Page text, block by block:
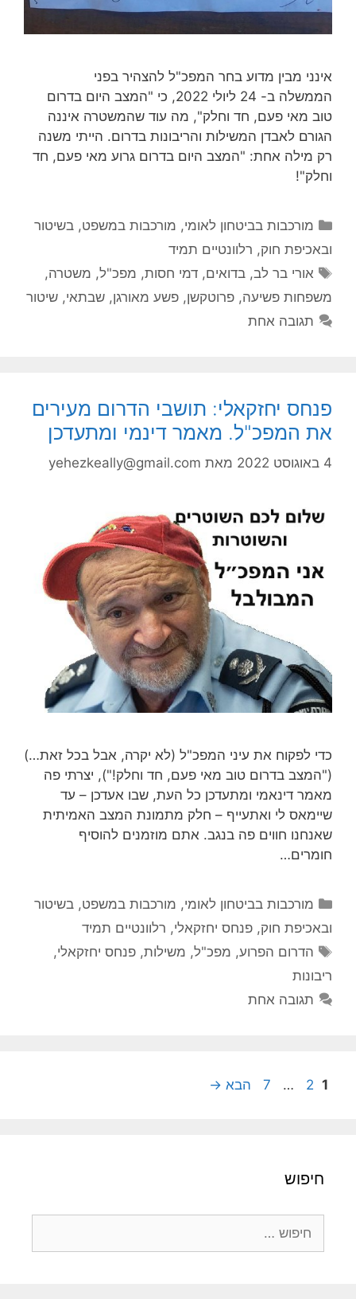
אינני מבין מדוע בחר המפכ"ל להצהיר בפני
הממשלה ב- 24 ליולי 2022, כי "המצב היום בדרום
טוב מאי פעם, חד וחלק", מה עוד שהמשטרה איננה
הגורם לאבדן המשילות והריבונות בדרום. הייתי משנה
רק מילה אחת: "המצב היום בדרום גרוע מאי פעם, חד
וחלק"!
קטגוריות
מורכבות בביטחון לאומי, מורכבות במשפט, בשיטור
ובאכיפת חוק, רלוונטיים תמיד
תגיות
אורי בר לב,בדואים,דמי חסות, מפכ"ל, משטרה,
משפחות פשיעה, פרוטקשן, פשע מאורגן, שבתאי, שיטור
תגובה אחת
פנחס יחזקאלי: תושבי הדרום מעירים
את המפכ"ל. מאמר דינמי ומתעדכן
4 באוגוסט 2022 מאת yehezkeally@gmail.com
כדי לפקוח את עיני המפכ"ל (לא יקרה, אבל בכל זאת…)
("המצב בדרום טוב מאי פעם, חד וחלק!"), יצרתי פה
מאמר דינאמי ומתעדכן כל העת, שבו אעדכן – עד
שיימאס לי ואתעייף – חלק מתמונת המצב האמיתית
שאנחנו חווים פה בנגב. אתם מוזמנים להוסיף
חומרים…
קטגוריות
מורכבות בביטחון לאומי, מורכבות במשפט, בשיטור
ובאכיפת חוק, פנחס יחזקאלי, רלוונטיים תמיד
תגיות
הדרום הפרוע, מפכ"ל, משילות,פנחס יחזקאלי,
ריבונות
תגובה אחת
עמוד
1 עמוד
2
… עמוד
7 הבא →
חיפוש